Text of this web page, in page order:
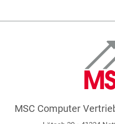
MSC Computer